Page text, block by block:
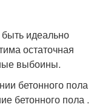
идеально
остаточная
выбоины.
бетонного пола
бетонного пола .